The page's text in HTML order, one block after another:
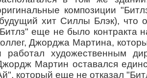
композиции
хит Силлы Блэк), что
еще не было контракта
Джорджа Мартина,
работал художественным
Мартин оставался
который еще не отказал